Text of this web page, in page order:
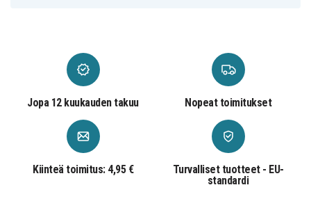
Jopa 12 kuukauden takuu Nopeat toimitukset
Kiinteä toimitus: 4,95 €
Turvalliset tuotteet - EU-
standardi